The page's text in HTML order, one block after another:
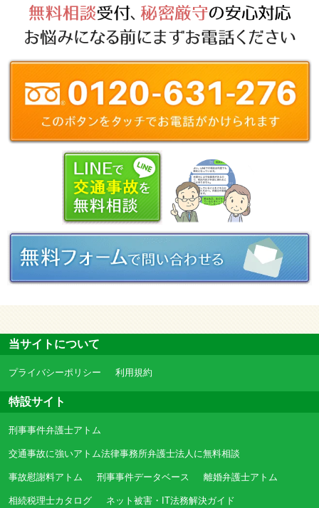
当サイトについて
プライバシーポリシー 利用規約
特設サイト
刑事事件弁護士アトム
交通事故に強いアトム法律事務所弁護士法人に無料相談
事故慰謝料アトム 刑事事件データベース 離婚弁護士アトム
相続税理士カタログ ネット被害・IT法務解決ガイド